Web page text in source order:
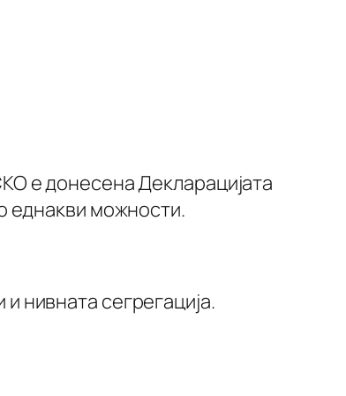
е донесена Декларацијата
еднакви можности.
нивната сегрегација.